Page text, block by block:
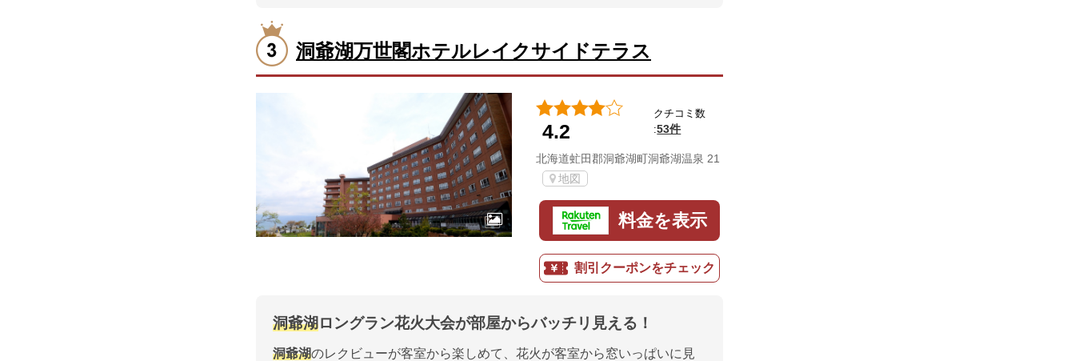
洞爺湖万世閣ホテルレイクサイドテラス
4.2
クチコミ数
:53件
北海道虻田郡洞爺湖町洞爺湖温泉 21
地図
料金を表示
割引クーポンをチェック
洞爺湖ロングラン花火大会が部屋からバッチリ見える！
洞爺湖のレクビューが客室から楽しめて、花火が客室から窓いっぱいに見